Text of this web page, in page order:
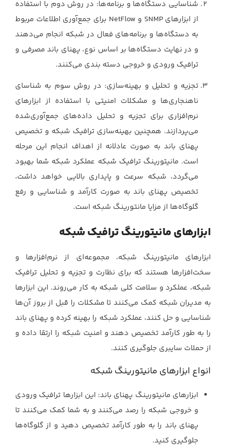
شناسایی دستگاه‌ها و برنامه‌ها: در روش دوم با استفاده
از ابزارهای ‏SNMP‏ و ‏NetFlow‏ برای ‏جمع‌آوری اطلاعات مربوط
به دستگاه‌ها و برنامه‌های فعال در شبکه انجام می‌دهند
و در نهایت ‏دستگاه‌ها بر اساس نوع، پهنای باند مصرفی و
ترافیک ورودی و خروجی دسته بندی می‌کنند. ‏
تجزیه و تحلیل و بهینه‌سازی: در روش سوم به شناسای
ناهنجاری‌ها و مشکلات امنیتی با ‏استفاده از ابزارهای
نرم‌افزاری برای تجزیه و تحلیل داده‌های جمع‌آوری‌شده
می‌پردازند. همچنین ‏بهینه‌سازی ترافیک شبکه و تخصیص
پهنای باند به صورت عادلانه از اهداف انجام این مرحله
‏است. مانیتورینگ ترافیک شبکه عملکرد شبکه شما بهبود
می‌گردد، شبکه سرعت و پایداری ‏بالایی خواهد داشت،
تخصیص پهنای باند به صورت کارآمد و شناسایی و رفع
گلوگاه‌ها از مزایا ‏مانتورینگ شبکه است. ‏
ابزارهای مانیتورینگ ترافیک شبکه
ابزارهای مانیتورینگ شبکه، مجموعه‌ای از نرم‌افزارها و
سخت‌افزارها هستند که برای نظارت و ‏تجزیه و تحلیل ترافیک
شبکه، عملکرد و سلامت کلی شبکه به کار می‌روند. این ابزارها
به مدیران ‏شبکه کمک می‌کنند تا مشکلات را قبل از بروز آن‌ها
شناسایی و حل کنند، عملکرد شبکه را بهینه ‏کرده و پهنای باند
را به طور کارآمد تخصیص دهند و امنیت شبکه را ارتقا داده و
از حملات ‏سایبری جلوگیری کنند.‏
انواع ابزارهای مانیتورینگ شبکه
ابزارهای مانیتورینگ پهنای باند: این ابزارها ترافیک ورودی
و خروجی شبکه را رصد ‏می‌کنند و به شما کمک می‌کنند تا
پهنای باند را به طور کارآمد تخصیص دهید و از ‏گلوگاه‌ها
جلوگیری کنید.‏